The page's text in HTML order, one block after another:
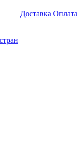
Доставка Оплата